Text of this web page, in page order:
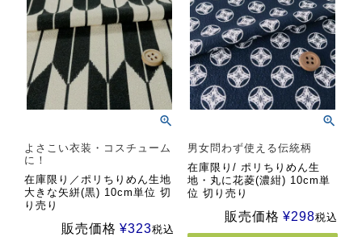
よさこい衣装・コスチューム
に！
在庫限り／ポリちりめん生地
大きな矢絣(黒) 10cm単位 切
り売り
販売価格 ¥323税込
男女問わず使える伝統柄
在庫限り/ ポリちりめん生
地・丸に花菱(濃紺) 10cm単
位 切り売り
販売価格 ¥298税込